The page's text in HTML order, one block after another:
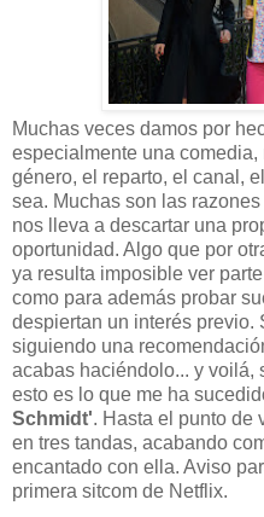
Muchas veces damos por
especialmente una comedia,
género, el reparto, el canal,
sea. Muchas son las
nos lleva a descartar una
oportunidad. Algo que por
ya resulta imposible ver
como para además probar
despiertan un interés previo.
siguiendo una
acabas haciéndolo... y voilá,
esto es lo que me ha
Schmidt'. Hasta el punto de
en tres tandas, acabando
encantado con ella. Aviso
primera sitcom de Netflix.